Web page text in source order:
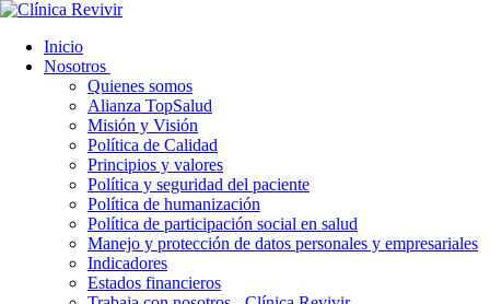
Inicio
Nosotros
Quienes somos
Alianza TopSalud
Misión y Visión
Política de Calidad
Principios y valores
Política y seguridad del paciente
Política de humanización
Política de participación social en salud
Manejo y protección de datos personales y empresariales
Indicadores
Estados financieros